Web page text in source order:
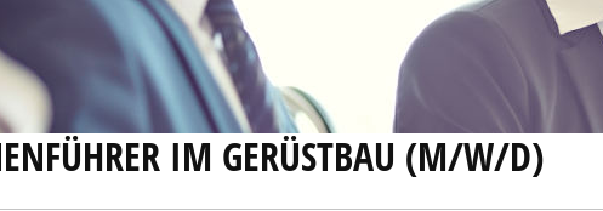
IM GERÜSTBAU (M/W/D)